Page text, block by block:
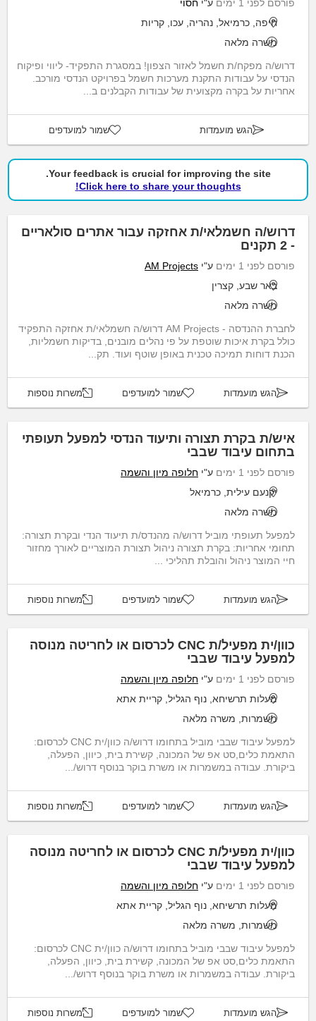
פורסם לפני 1 ימים ע"י חסוי
חיפה, כרמיאל, נהריה, עכו, קריות
משרה מלאה
דרוש/ה מפקח/ת חשמל לאזור הצפון! במסגרת התפקיד- ליווי ופיקוח
הנדסי על עבודות התקנת מערכות חשמל בפרויקט הנדסי מורכב.
אחריות על בקרה מקצועית של עבודות הקבלנים ב...
הגש מועמדות שמור למועדפים
Your feedback is crucial for improving the site.
Click here to share your thoughts!
דרוש/ה חשמלאי/ת אחזקה עבור אתרים סולאריים
- 2 תקנים
פורסם לפני 1 ימים ע"י AM Projects
באר שבע, קצרין
משרה מלאה
לחברת ההנדסה - AM Projects דרוש/ה חשמלאי/ת אחזקה התפקיד
כולל בקרת איכות שוטפת על פי נהלים מובנים, בדיקות חשמליות,
הכנת דוחות תמיכה טכנית באופן שוטף ועוד. תק...
הגש מועמדות שמור למועדפים משרות נוספות
איש/ת בקרת תצורה ותיעוד הנדסי למפעל תעופתי
בתחום עיבוד שבבי
פורסם לפני 1 ימים ע"י חלופה מיון והשמה
יקנעם עילית, כרמיאל
משרה מלאה
למפעל תעופתי מוביל דרוש/ה מהנדס/ת תיעוד הנדי ובקרת תצורה:
תחומי אחריות: בקרת תצורה ניהול תצורת המוצריים לאורך מחזור
חיי המוצר ניהול והובלת תהליכי ...
הגש מועמדות שמור למועדפים משרות נוספות
כוון/ית מפעיל/ת CNC לכרסום או לחריטה מנוסה
למפעל עיבוד שבבי
פורסם לפני 1 ימים ע"י חלופה מיון והשמה
מעלות תרשיחא, נוף הגליל, קריית אתא
משמרות, משרה מלאה
למפעל עיבוד שבבי מוביל בתחומו דרוש/ה כוון/ית CNC לכרסום:
התאמת כלים,סט אפ של המכונה, קשירת בית, כיוון, הפעלה,
ביקורת. עבודה במשמרות או משרת בוקר בנוסף דרוש/...
הגש מועמדות שמור למועדפים משרות נוספות
כוון/ית מפעיל/ת CNC לכרסום או לחריטה מנוסה
למפעל עיבוד שבבי
פורסם לפני 1 ימים ע"י חלופה מיון והשמה
מעלות תרשיחא, נוף הגליל, קריית אתא
משמרות, משרה מלאה
למפעל עיבוד שבבי מוביל בתחומו דרוש/ה כוון/ית CNC לכרסום:
התאמת כלים,סט אפ של המכונה, קשירת בית, כיוון, הפעלה,
ביקורת. עבודה במשמרות או משרת בוקר בנוסף דרוש/...
הגש מועמדות שמור למועדפים משרות נוספות